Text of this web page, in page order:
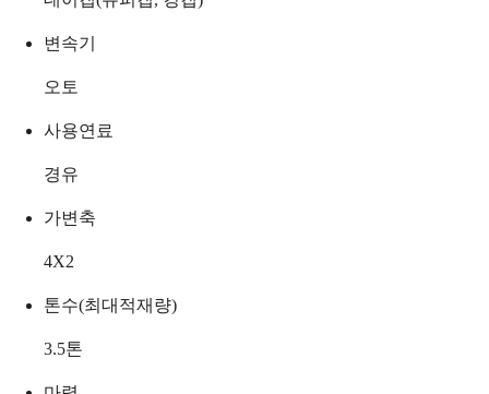
변속기
오토
사용연료
경유
가변축
4X2
톤수(최대적재량)
3.5톤